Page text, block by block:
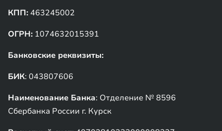
КПП: 463245002
ОГРН: 1074632015391
Банковские реквизиты:
БИК: 043807606
Наименование Банка: Отделение № 8596
Сбербанка России г. Курск